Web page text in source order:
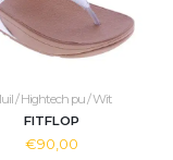
/ Hightech pu / Wit
FITFLOP
€90,00